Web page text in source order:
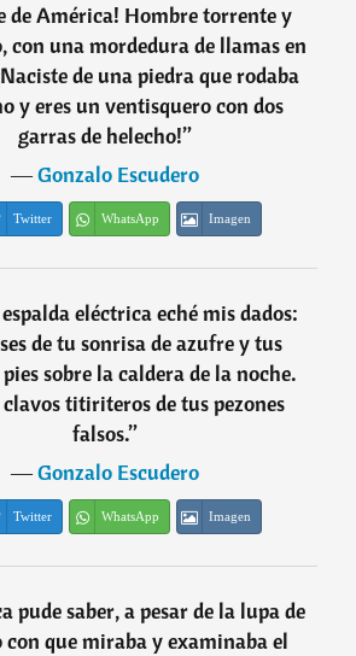
de América! Hombre torrente y
con una mordedura de llamas en
de una piedra que rodaba
y eres un ventisquero con dos
garras de helecho!”
―Gonzalo Escudero
Twitter WhatsApp Imagen
eléctrica eché mis dados:
de tu sonrisa de azufre y tus
sobre la caldera de la noche.
clavos titiriteros de tus pezones
falsos.”
―Gonzalo Escudero
Twitter WhatsApp Imagen
pude saber, a pesar de la lupa de
que miraba y examinaba el